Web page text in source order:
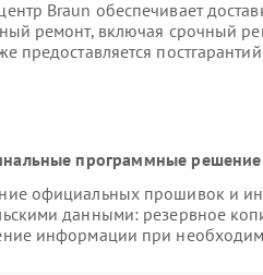
Braun обеспечивает
ремонт, включая срочный
предоставляется
программные
официальных прошивок и
данными: резервное
информации при